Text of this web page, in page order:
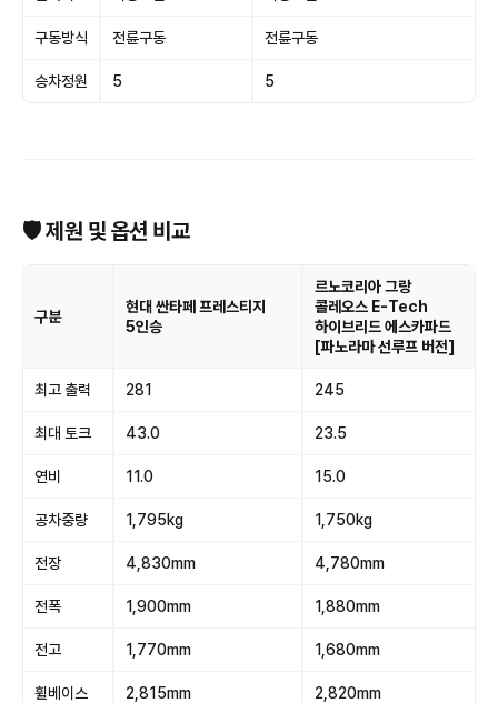
구동방식 전륜구동 전륜구동
승차정원 5 5
🛡 제원 및 옵션 비교
구분
현대 싼타페 프레스티지
5인승
르노코리아 그랑
콜레오스 E-Tech
하이브리드 에스카파드
[파노라마 선루프 버전]
최고 출력 281 245
최대 토크 43.0 23.5
연비 11.0 15.0
공차중량 1,795kg 1,750kg
전장 4,830mm 4,780mm
전폭 1,900mm 1,880mm
전고 1,770mm 1,680mm
휠베이스 2,815mm 2,820mm